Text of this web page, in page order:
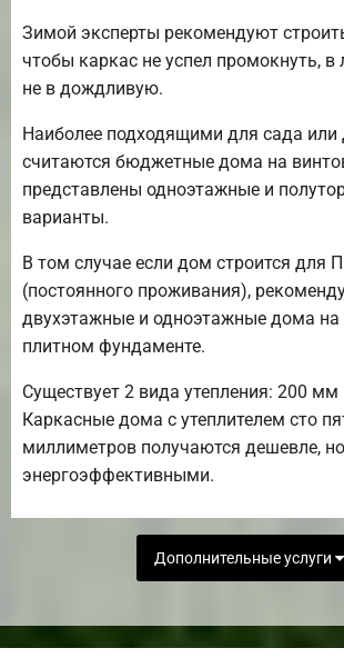
Зимой эксперты рекомендуют
чтобы каркас не успел промокнуть,
не в дождливую.
Наиболее подходящими для сада или
считаются бюджетные дома на
представлены одноэтажные и
варианты.
В том случае если дом строится для
(постоянного проживания),
двухэтажные и одноэтажные дома на
плитном фундаменте.
Существует 2 вида утепления: 200
Каркасные дома с утеплителем сто
миллиметров получаются дешевле,
энергоэффективными.
Дополнительные услуги